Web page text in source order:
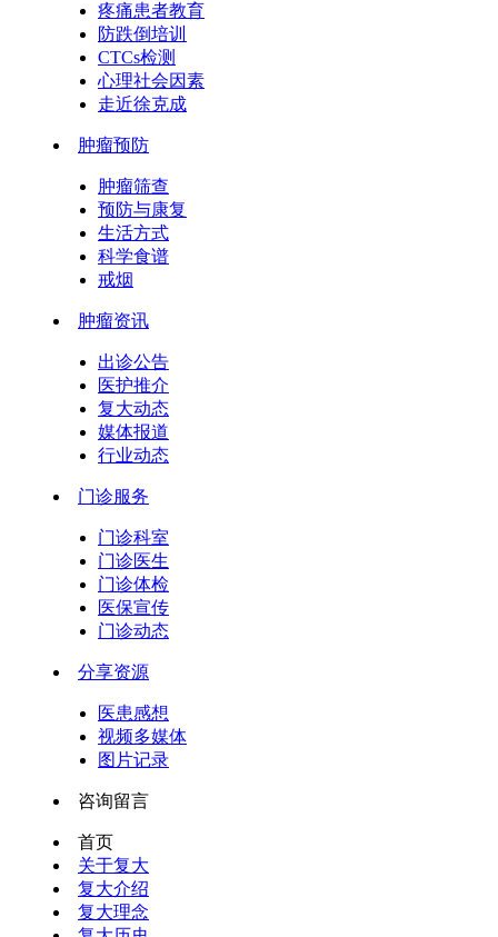
疼痛患者教育
防跌倒培训
CTCs检测
心理社会因素
走近徐克成
肿瘤预防
肿瘤筛查
预防与康复
生活方式
科学食谱
戒烟
肿瘤资讯
出诊公告
医护推介
复大动态
媒体报道
行业动态
门诊服务
门诊科室
门诊医生
门诊体检
医保宣传
门诊动态
分享资源
医患感想
视频多媒体
图片记录
咨询留言
首页
关于复大
复大介绍
复大理念